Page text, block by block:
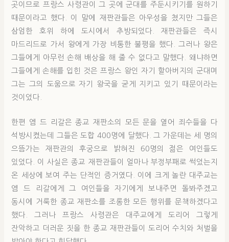
곳이므로 프랑스 사령관이 그 곳에 군대를 주둔시키기를 원하기
때문이라고 했다. 이 말에 재판관들은 아우성을 쳤지만 그들은
삼엄한 호위 하에 도시에서 추방되었다. 재판관들은 즉시
마드리드로 가서 왕에게 가장 비통한 불평을 했다. 그러나 왕은
그들에게 아무런 손해 배상을 해 줄 수 없다고 말했다. 왜냐하면
그들에게 손해를 입힌 것은 프랑스 왕인 자기 할아버지의 군대며
그는 그의 도움으로 자기 왕국을 굳게 지키고 있기 때문이라는
것이었다.
한편 엠 드 리갈은 종교 재판소의 모든 문을 열어 죄수들을 다
석방시켰는데 그들은 도합 400명에 달했다. 그 가운데는 세 명의
으뜸가는 재판관의 후궁으로 밝혀진 60명의 젊은 여인들도
있었다. 이 사실은 종교 재판관들이 얼마나 부정부패로 썩었는지
온 세상에 보여 주는 단적인 증거였다. 이에 크게 놀란 대주교는
엠 드 리갈에게 그 여인들을 자기에게 보내주면 돌봐주겠고
동시에 거룩한 종교 재판소를 조롱한 모든 행위를 문책하겠다고
했다. 그러나 프랑스 사령관은 대주교에게 도리어 그렇게
잔악하고 더러운 짓을 한 종교 재판관들이 도리어 수치와 처벌을